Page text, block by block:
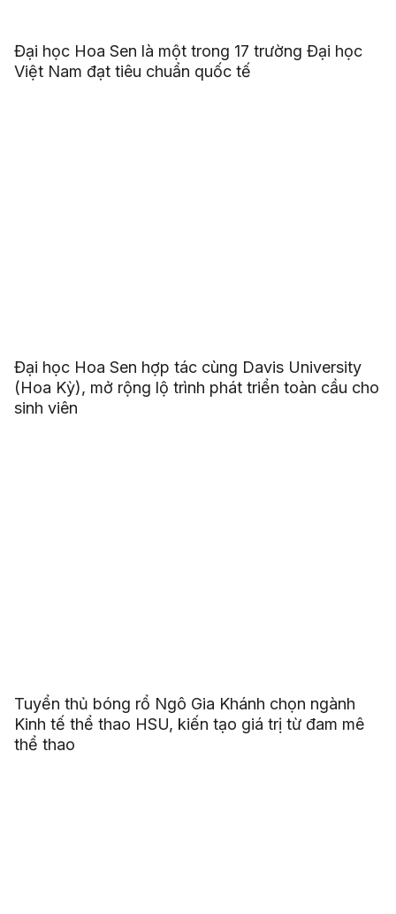
Đại học Hoa Sen là một trong 17 trường Đại học
Việt Nam đạt tiêu chuẩn quốc tế
Đại học Hoa Sen hợp tác cùng Davis University
(Hoa Kỳ), mở rộng lộ trình phát triển toàn cầu cho
sinh viên
Tuyển thủ bóng rổ Ngô Gia Khánh chọn ngành
Kinh tế thể thao HSU, kiến tạo giá trị từ đam mê
thể thao